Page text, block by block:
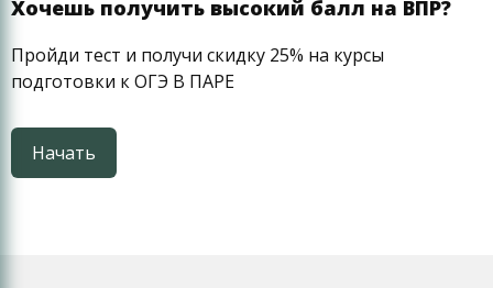
Хочешь получить высокий балл на ВПР?
Пройди тест и получи скидку 25% на курсы
подготовки к ОГЭ В ПАРЕ
Начать